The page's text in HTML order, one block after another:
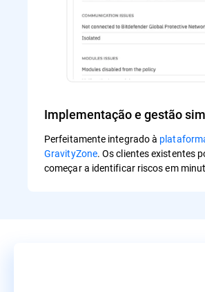
Implementação e gestão
Perfeitamente integrado à
GravityZone. Os clientes existentes
começar a identificar riscos em